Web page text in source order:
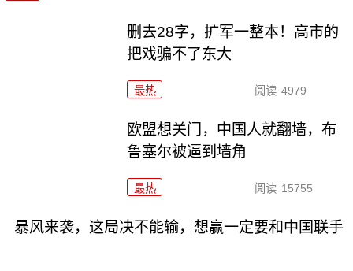
删去28字，扩军一整本！高市的
把戏骗不了东大
最热 阅读 4979
欧盟想关门，中国人就翻墙，布
鲁塞尔被逼到墙角
最热 阅读 15755
暴风来袭，这局决不能输，想赢一定要和中国联手